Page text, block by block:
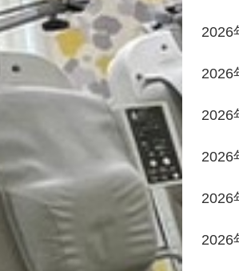
2026
2026
2026
2026
2026
2026